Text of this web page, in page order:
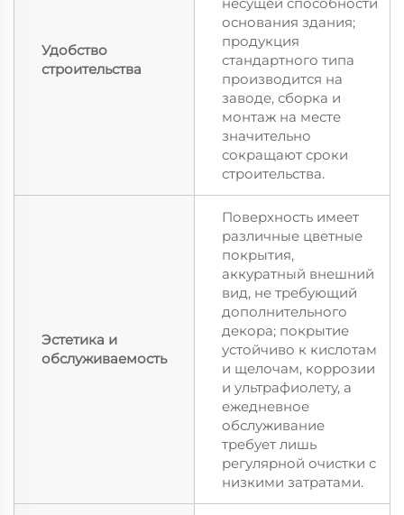
Удобство
строительства
основания здания;
продукция
стандартного типа
производится на
заводе, сборка и
монтаж на месте
значительно
сокращают сроки
строительства.
Эстетика и
обслуживаемость
Поверхность имеет
различные цветные
покрытия,
аккуратный внешний
вид, не требующий
дополнительного
декора; покрытие
устойчиво к кислотам
и щелочам, коррозии
и ультрафиолету, а
ежедневное
обслуживание
требует лишь
регулярной очистки с
низкими затратами.